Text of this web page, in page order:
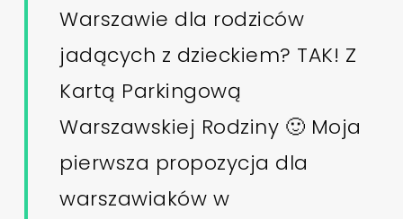
Warszawie dla rodziców
jadących z dzieckiem? TAK! Z
Kartą Parkingową
Warszawskiej Rodziny 🙂 Moja
pierwsza propozycja dla
warszawiaków w